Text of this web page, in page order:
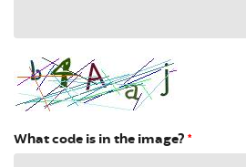
What code is in the image? *